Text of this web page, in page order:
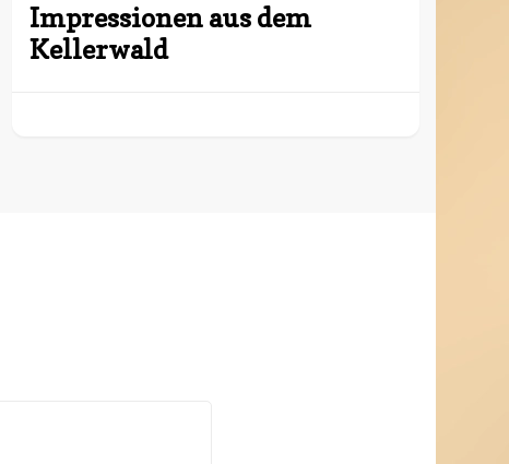
Impressionen aus dem
Kellerwald